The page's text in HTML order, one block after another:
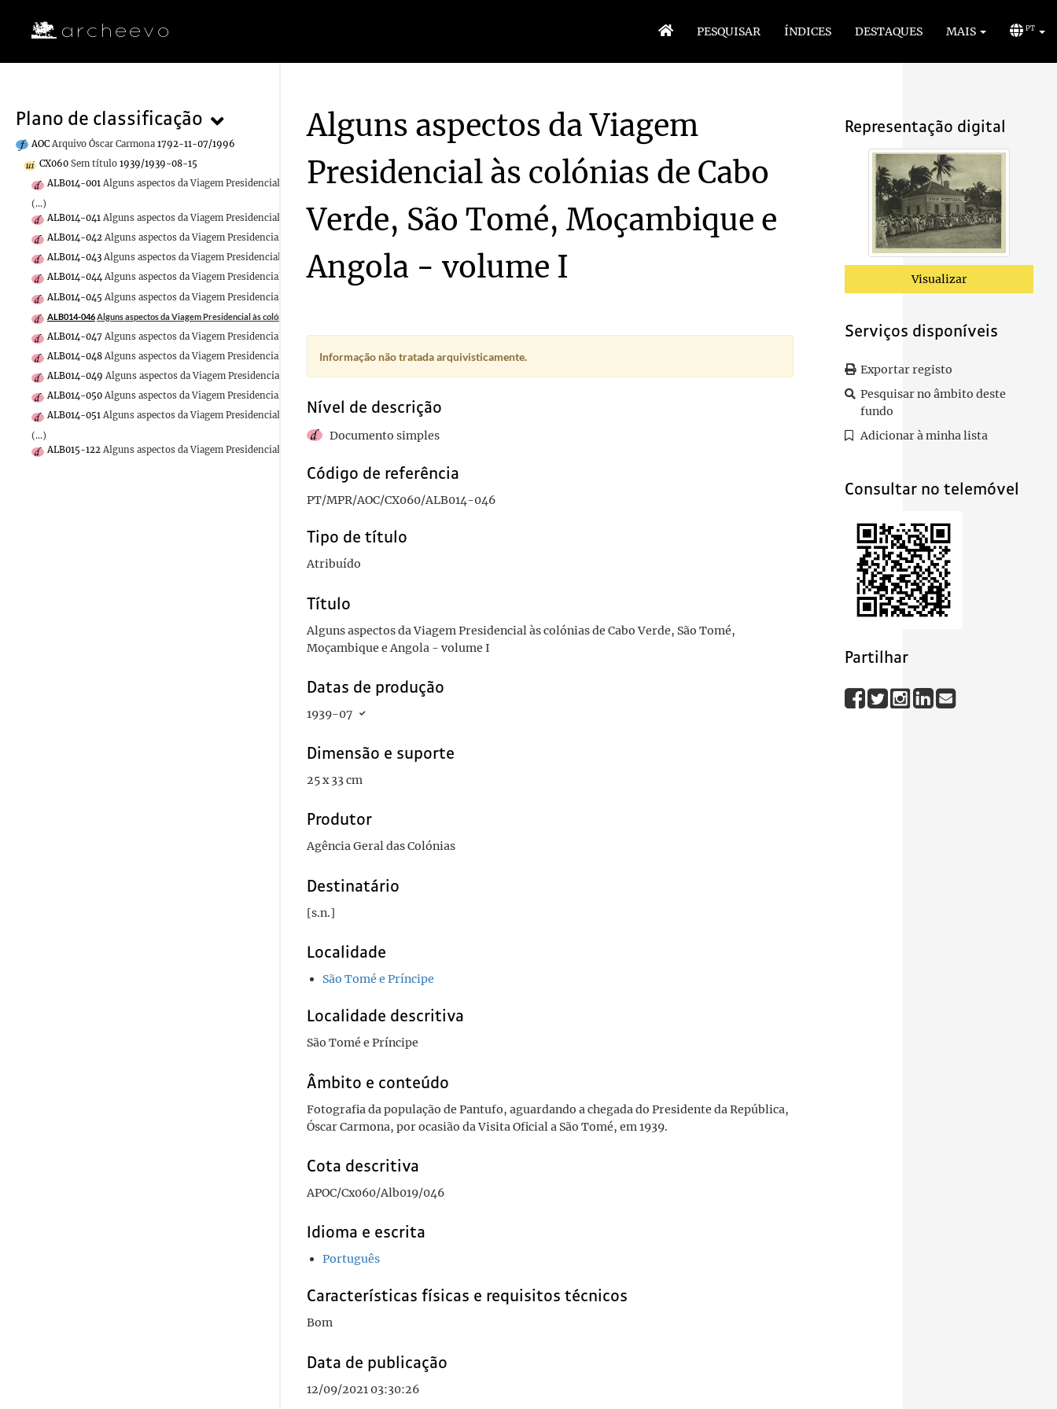
PESQUISAR ÍNDICES DESTAQUES MAIS PT
Plano de classificação
AOC Arquivo Óscar Carmona 1792-11-07/1996
CX060 Sem título 1939/1939-08-15
ALB014-001 Alguns aspectos da Viagem Presidencial às colónias de Cabo Verde, São Tomé, Moçambique e Angola - volume I 1939
(...)
ALB014-041 Alguns aspectos da Viagem Presidencial às colónias de Cabo Verde, São Tomé, Moçambique e Angola - volume I 1939-07
ALB014-042 Alguns aspectos da Viagem Presidencial às colónias de Cabo Verde, São Tomé, Moçambique e Angola - volume I
1939-07
ALB014-043 Alguns aspectos da Viagem Presidencial às colónias de Cabo Verde, São Tomé, Moçambique e Angola - volume I
ALB014-044 Alguns aspectos da Viagem Presidencial às colónias de Cabo Verde, São Tomé, Moçambique e Angola - volume I
ALB014-045 Alguns aspectos da Viagem Presidencial às colónias de Cabo Verde, São Tomé, Moçambique e Angola - volume I
ALB014-046Alguns aspectos da Viagem Presidencial às colónias de Cabo Verde, São Tomé, Moçambique e Angola - volume I
ALB014-047 Alguns aspectos da Viagem Presidencial às colónias de Cabo Verde, São Tomé, Moçambique e Angola - volume I 1939-07
ALB014-048 Alguns aspectos da Viagem Presidencial às colónias de Cabo Verde, São Tomé, Moçambique e Angola - volume I
ALB014-049 Alguns aspectos da Viagem Presidencial às colónias de Cabo Verde, São Tomé, Moçambique e Angola - volume I 1939-07
ALB014-050 Alguns aspectos da Viagem Presidencial às colónias de Cabo Verde, São Tomé, Moçambique e Angola - volume I
ALB014-051 Alguns aspectos da Viagem Presidencial às colónias de Cabo Verde, São Tomé, Moçambique e Angola - volume I
(...)
ALB015-122 Alguns aspectos da Viagem Presidencial às colónias de Cabo Verde, São Tomé, Moçambique e Angola e da visita do Chefe do Estado à União Sul-Africana realizadas em Junho, Julho, Agosto e Setembro de 1939 -
Representação digital
Visualizar
Serviços disponíveis
Exportar registo
Pesquisar no âmbito deste
fundo
Adicionar à minha lista
Consultar no telemóvel
Partilhar
Alguns aspectos da Viagem
Presidencial às colónias de Cabo
Verde, São Tomé, Moçambique e
Angola - volume I
Informação não tratada arquivisticamente.
Nível de descrição
Documento simples
Código de referência
PT/MPR/AOC/CX060/ALB014-046
Tipo de título
Atribuído
Título
Alguns aspectos da Viagem Presidencial às colónias de Cabo Verde, São Tomé,
Moçambique e Angola - volume I
Datas de produção
1939-07
Dimensão e suporte
25 x 33 cm
Produtor
Agência Geral das Colónias
Destinatário
[s.n.]
Localidade
São Tomé e Príncipe
Localidade descritiva
São Tomé e Príncipe
Âmbito e conteúdo
Fotografia da população de Pantufo, aguardando a chegada do Presidente da República,
Óscar Carmona, por ocasião da Visita Oficial a São Tomé, em 1939.
Cota descritiva
APOC/Cx060/Alb019/046
Idioma e escrita
Português
Características físicas e requisitos técnicos
Bom
Data de publicação
12/09/2021 03:30:26